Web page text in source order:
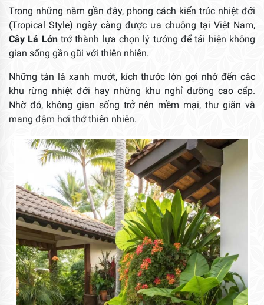
Trong những năm gần đây, phong cách kiến trúc nhiệt đới
(Tropical Style) ngày càng được ưa chuộng tại Việt Nam,
Cây Lá Lớntrở thành lựa chọn lý tưởng để tái hiện không
gian sống gần gũi với thiên nhiên.
Những tán lá xanh mướt, kích thước lớn gợi nhớ đến các
khu rừng nhiệt đới hay những khu nghỉ dưỡng cao cấp.
Nhờ đó, không gian sống trở nên mềm mại, thư giãn và
mang đậm hơi thở thiên nhiên.